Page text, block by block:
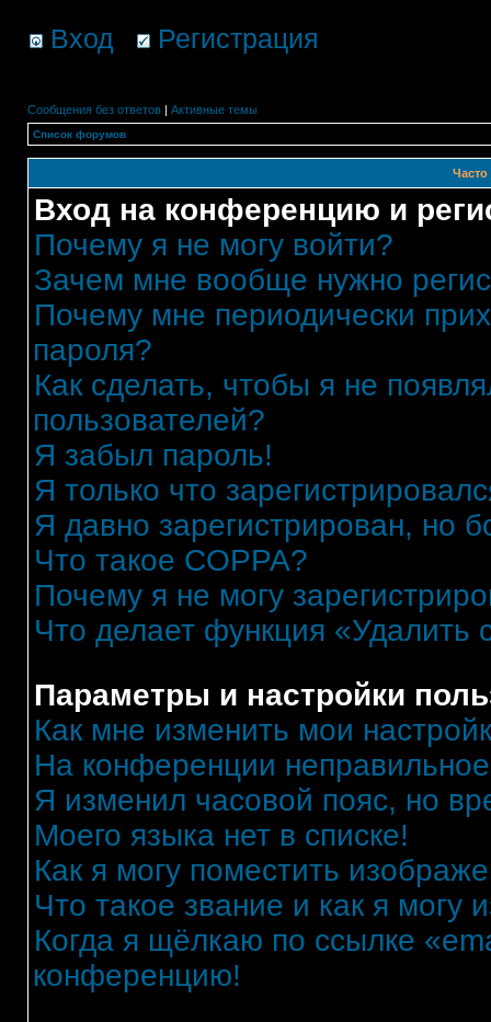
Вход Регистрация
Сообщения без ответов | Активные темы
Список форумов
Вход на конференцию и
Почему я не могу войти?
Зачем мне вообще нужно
Почему мне периодически
пароля?
Как сделать, чтобы я не
пользователей?
Я забыл пароль!
Я только что
Я давно зарегистрирован, но
Что такое COPPA?
Почему я не могу
Что делает функция «Удалить
Параметры и настройки
Как мне изменить мои
На конференции
Я изменил часовой пояс, но
Моего языка нет в списке!
Как я могу поместить
Что такое звание и как я могу
Когда я щёлкаю по ссылке
конференцию!